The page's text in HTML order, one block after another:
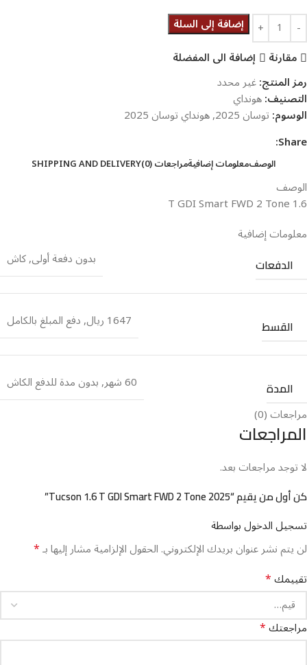
إضافة إلى السلة
مقارنة
إضافة الى المفضلة
رمز المنتج:غير محدد
التصنيف:هونداي
الوسوم:توسان 2025 ,هونداي توسان 2025
Share:
الوصفمعلومات إضافيةمراجعات (0) SHIPPING AND DELIVERY
الوصف
1.6 T GDI Smart FWD 2 Tone
معلومات إضافية
الدفعات بدون دفعة أولى,كاش
القسط 1647 ريال ,دفع المبلغ بالكامل
المدة 60 شهر ,بدون مدة للدفع الكاش
مراجعات (0)
المراجعات
لا توجد مراجعات بعد.
كن أول من يقيم “⁦Tucson 1.6 T GDI Smart FWD 2 Tone 2025⁩⁩”
تسجيل الدخول بواسطة
لن يتم نشر عنوان بريدك الإلكتروني.الحقول الإلزامية مشار إليها بـ*
تقييمك*
مراجعتك*